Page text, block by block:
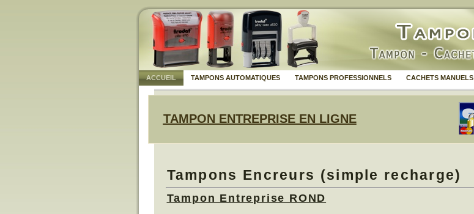
ACCUEIL TAMPONS AUTOMATIQUES TAMPONS PROFESSIONNELS CACHETS MANUELS
TAMPON ENTREPRISE EN LIGNE
Tampons Encreurs (simple recharge)
Tampon Entreprise ROND